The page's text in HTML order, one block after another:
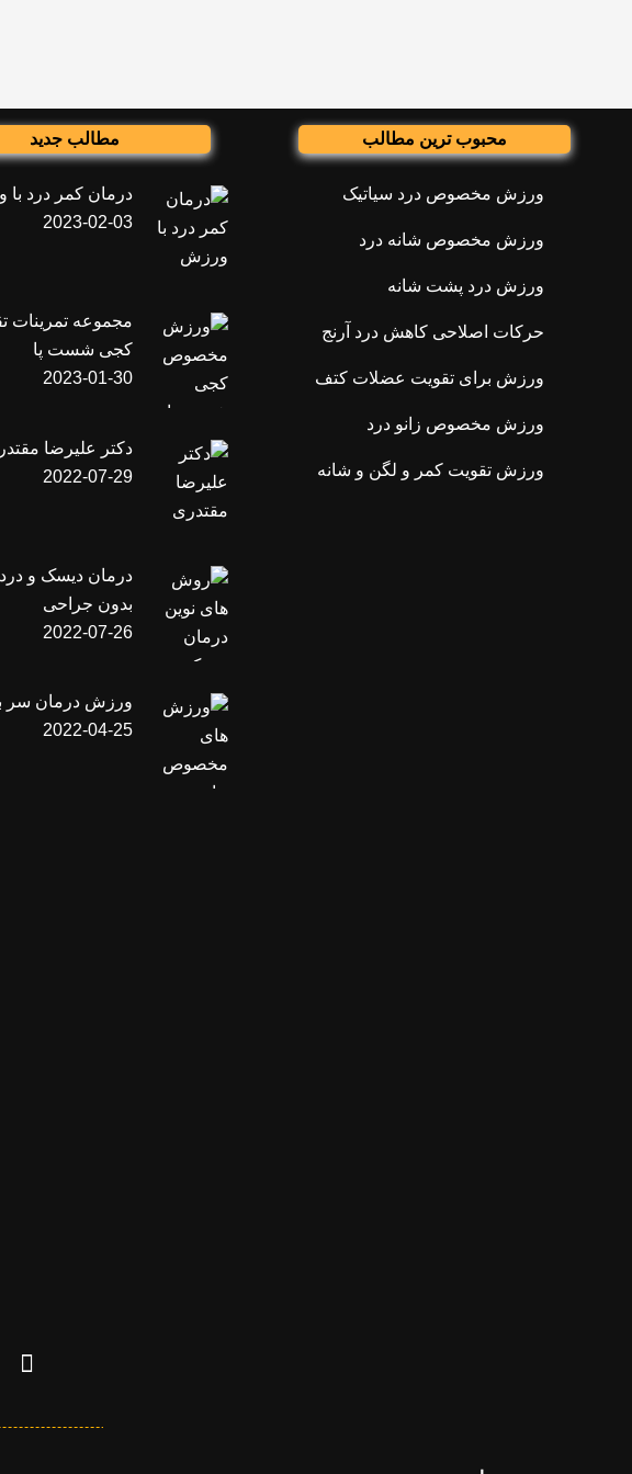
محبوب ترین مطالب
ورزش مخصوص درد سیاتیک
ورزش مخصوص شانه درد
ورزش درد پشت شانه
حرکات اصلاحی کاهش درد آرنج
ورزش برای تقویت عضلات کتف
ورزش مخصوص زانو درد
ورزش تقویت کمر و لگن و شانه
مطالب جدید
درمان کمر درد
2023-02-03
مجموعه تمرینات
کجی شست پا
2023-01-30
دکتر علیرضا
2022-07-29
درمان دیسک و
بدون جراحی
2022-07-26
ورزش درمان سر
2022-04-25